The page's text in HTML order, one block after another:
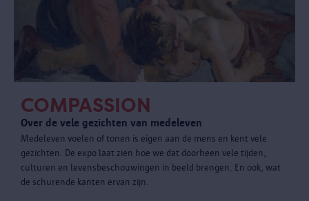
COMPASSION
Over de vele gezichten van medeleven
Medeleven voelen of tonen is eigen aan de mens en kent vele
gezichten. De expo laat zien hoe we dat doorheen vele tijden,
culturen en levensbeschouwingen in beeld brengen. En ook, wat
de schurende kanten ervan zijn.